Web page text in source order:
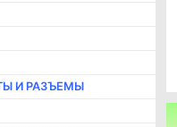
И РАЗЪЕМЫ